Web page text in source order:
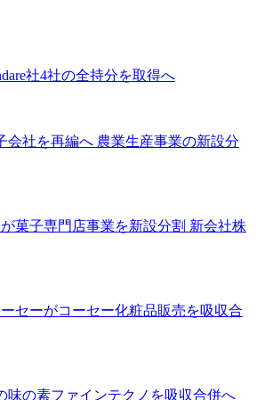
社4社の全持分を取得へ
会社を再編へ 農業生産事業の新設分
菓子専門店事業を新設分割 新会社株
セーがコーセー化粧品販売を吸収合
味の素ファインテクノを吸収合併へ